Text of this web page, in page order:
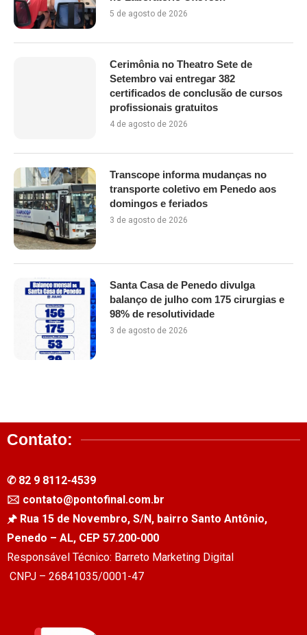
5 de agosto de 2026
Cerimônia no Theatro Sete de
Setembro vai entregar 382
certificados de conclusão de cursos
profissionais gratuitos
4 de agosto de 2026
Transcope informa mudanças no
transporte coletivo em Penedo aos
domingos e feriados
3 de agosto de 2026
Santa Casa de Penedo divulga
balanço de julho com 175 cirurgias e
98% de resolutividade
3 de agosto de 2026
Contato:
✆ 82 9 8112-4539
🖂 contato@pontofinal.com.br
🖈 Rua 15 de Novembro, S/N, bairro Santo Antônio,
Penedo – AL, CEP 57.200-000
Responsável Técnico: Barreto Marketing Digital
CNPJ – 26841035/0001-47